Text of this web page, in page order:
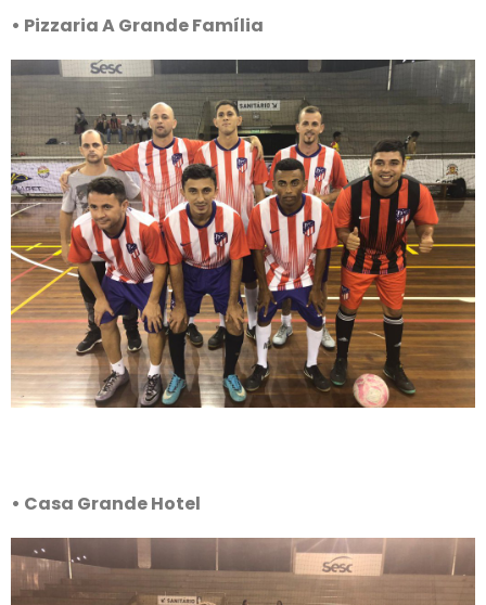
• Pizzaria A Grande Família
• Casa Grande Hotel